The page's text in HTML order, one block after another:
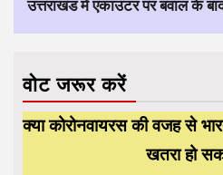
उत्तराखंड में एकाउंटर पर बवाल के
वोट जरूर करें
क्या कोरोनवायरस की वजह से
खतरा हो